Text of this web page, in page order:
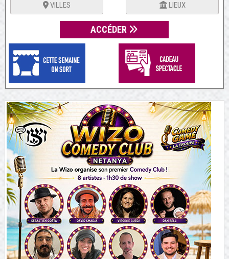
VILLES LIEUX
ACCÉDER